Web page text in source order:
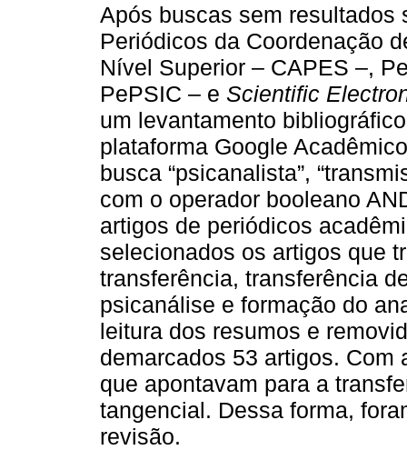
Após buscas sem
Periódicos da Coordenação
Nível Superior – CAPES –,
PePSIC – e Scientific
um levantamento
plataforma Google
busca “psicanalista”,
com o operador booleano
artigos de periódicos
selecionados os artigos que
transferência, transferência
psicanálise e formação do
leitura dos resumos e
demarcados 53 artigos.
que apontavam para a
tangencial. Dessa forma,
revisão.